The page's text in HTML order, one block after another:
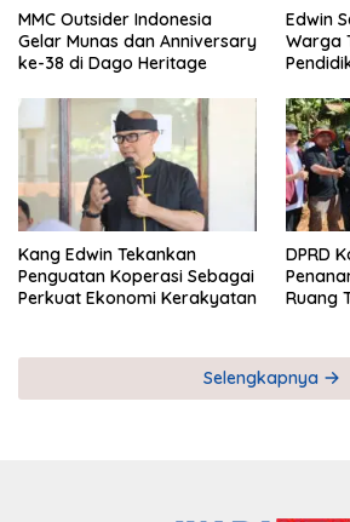
MMC Outsider Indonesia
Gelar Munas dan Anniversary
ke-38 di Dago Heritage
Edwin
Warga
Kang Edwin Tekankan
Penguatan Koperasi Sebagai
Perkuat Ekonomi Kerakyatan
DPRD
Ruang
Selengkapnya